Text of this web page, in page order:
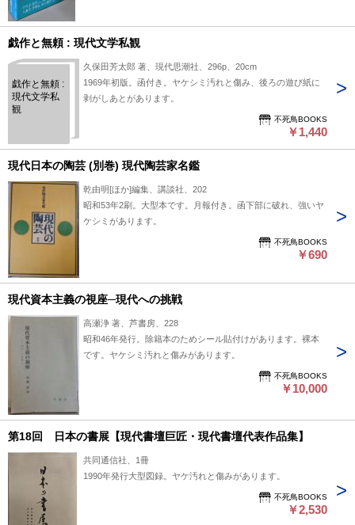
戯作と無頼 : 現代文学私観
戯作と無頼 :
現代文学私
観
久保田芳太郎 著、現代思潮社、296p、20cm
1969年初版。函付き。ヤケシミ汚れと傷み、後ろの遊び紙に
剥がしあとがあります。
不死鳥BOOKS
￥1,440
現代日本の陶芸 (別巻) 現代陶芸家名鑑
乾由明[ほか]編集、講談社、202
昭和53年2刷。大型本です。月報付き。函下部に破れ、強いヤ
ケシミがあります。
不死鳥BOOKS
￥690
現代資本主義の視座─現代への挑戦
高瀬浄 著、芦書房、228
昭和46年発行。除籍本のためシール貼付けがあります。裸本
です。ヤケシミ汚れと傷みがあります。
不死鳥BOOKS
￥10,000
第18回 日本の書展【現代書壇巨匠・現代書壇代表作品集】
共同通信社、1冊
1990年発行大型図録。ヤケ汚れと傷みがあります。
不死鳥BOOKS
￥2,530